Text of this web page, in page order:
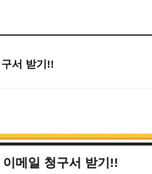
서 받기!!
메일 청구서 받기!!